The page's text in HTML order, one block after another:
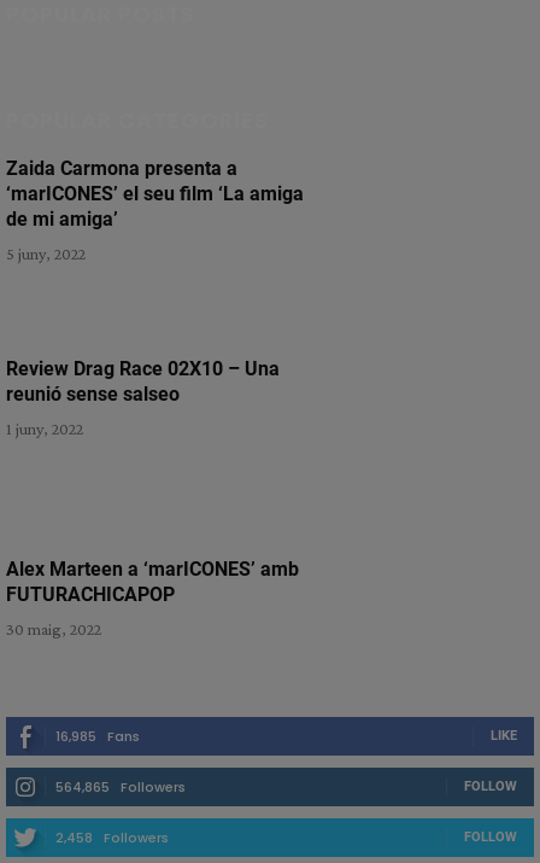
Zaida Carmona presenta a
‘marICONES’ el seu film ‘La amiga
de mi amiga’
5 juny, 2022
Review Drag Race 02X10 – Una
reunió sense salseo
1 juny, 2022
Alex Marteen a ‘marICONES’ amb
FUTURACHICAPOP
30 maig, 2022
16,985 Fans LIKE
564,865 Followers FOLLOW
2,458 Followers FOLLOW